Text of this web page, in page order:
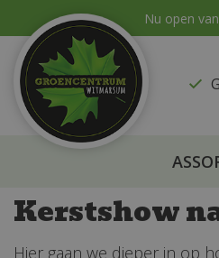
naar
content
Nu open van
Kerstshow
Hier gaan we dieper in op